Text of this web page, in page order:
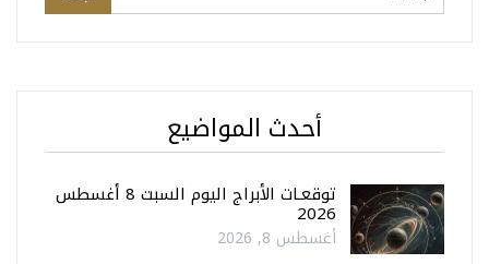
أحدث المواضيع
توقعـات الأبراج اليوم السبت 8 أغسطس
2026
أغسطس 8, 2026